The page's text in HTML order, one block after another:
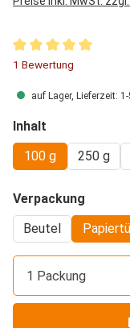
Durchschnittliche
1 Bewertung
auf Lager, Lieferzeit:
Inhalt
100 g
250 g
Verpackung
Beutel
1 Packung